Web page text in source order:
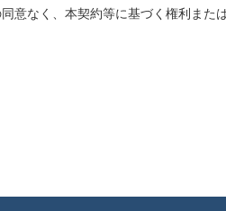
意なく、本契約等に基づく権利ま